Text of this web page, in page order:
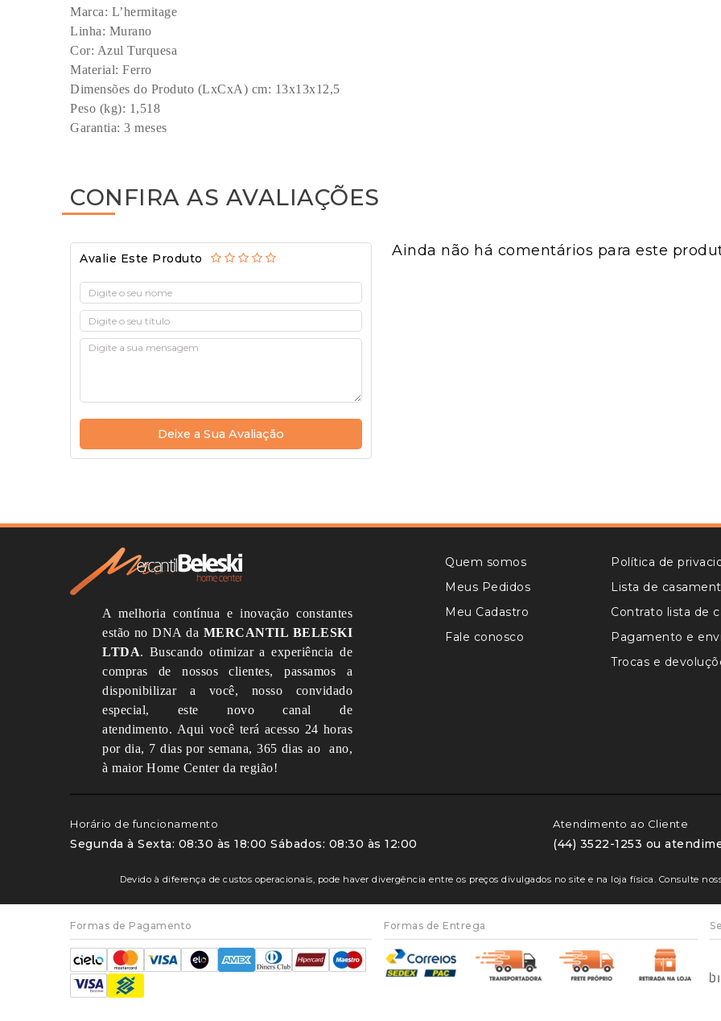
Marca: L’hermitage
Linha: Murano
Cor: Azul Turquesa
Material: Ferro
Dimensões do Produto (LxCxA) cm: 13x13x12,5
Peso (kg): 1,518
Garantia: 3 meses
CONFIRA AS AVALIAÇÕES
Avalie Este Produto
Deixe a Sua Avaliação
Ainda não há comentários para este
A melhoria contínua e inovação constantes
estão no DNA da MERCANTIL BELESKI
LTDA. Buscando otimizar a experiência de
compras de nossos clientes, passamos a
disponibilizar a você, nosso convidado
especial, este novo canal de
atendimento. Aqui você terá acesso 24 horas
por dia, 7 dias por semana, 365 dias ao ano,
à maior Home Center da região!
Quem somos
Meus Pedidos
Meu Cadastro
Fale conosco
Política de
Lista de
Contrato lista de
Pagamento e
Trocas e
Horário de funcionamento
Segunda à Sexta: 08:30 às 18:00 Sábados: 08:30 às 12:00
Atendimento ao Cliente
(44) 3522-1253 ou
Devido à diferença de custos operacionais, pode haver divergência entre os preços divulgados no site e na loja física. Consulte
Formas de Pagamento Formas de Entrega